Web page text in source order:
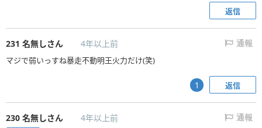
返信
231 名無しさん 4年以上前 通報
マジで弱いっすね暴走不動明王火力だけ(笑)
返信
1
230 名無しさん 4年以上前 通報